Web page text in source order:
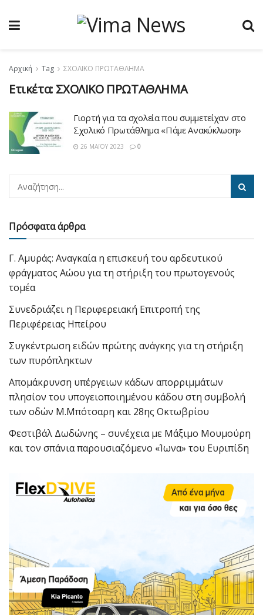
Αρχική Tag ΣΧΟΛΙΚΟ ΠΡΩΤΑΘΛΗΜΑ
Ετικέτα: ΣΧΟΛΙΚΟ ΠΡΩΤΑΘΛΗΜΑ
Γιορτή για τα σχολεία που συμμετείχαν στο
Σχολικό Πρωτάθλημα «Πάμε Ανακύκλωση»
26 ΜΑΪ́ΟΥ 2023 0
Πρόσφατα άρθρα
Γ. Αμυράς: Αναγκαία η επισκευή του αρδευτικού
φράγματος Αώου για τη στήριξη του πρωτογενούς
τομέα
Συνεδριάζει η Περιφερειακή Επιτροπή της
Περιφέρειας Ηπείρου
Συγκέντρωση ειδών πρώτης ανάγκης για τη στήριξη
των πυρόπληκτων
Απομάκρυνση υπέργειων κάδων απορριμμάτων
πλησίον του υπογειοποιημένου κάδου στη συμβολή
των οδών Μ.Μπότσαρη και 28ης Οκτωβρίου
Φεστιβάλ Δωδώνης – συνέχεια με Μάξιμο Μουμούρη
και τον σπάνια παρουσιαζόμενο «Ίωνα» του Ευριπίδη